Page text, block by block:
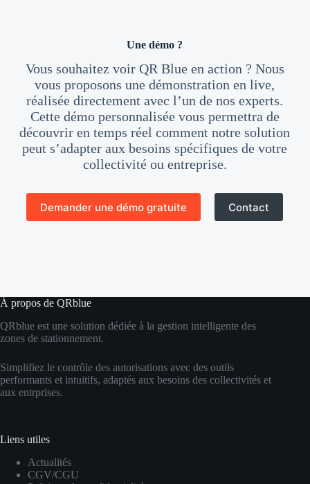
Une démo ?
Vous souhaitez voir QR Blue en action ? Nous
vous proposons une démonstration en live,
réalisée directement avec l’un de nos experts.
Cette démo personnalisée vous permettra de
découvrir en temps réel comment notre solution
peut s’adapter aux besoins spécifiques de votre
collectivité ou entreprise.
Demander une démo gratuite Contact
À propos de QRblue
QRblue est une solution dédiée à la gestion intelligente des
zones de stationnement.
Simplifiez le contrôle des autorisations avec des outils
performants et intuitifs, adaptés aux besoins des collectivités et
aux entrprises.
Liens utiles
Actualités
CGV/CGU